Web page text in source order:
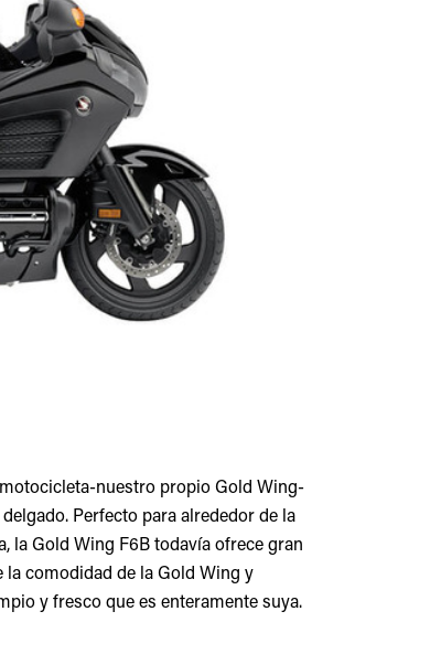
nuestro propio Gold Wing-
Perfecto para alrededor de la
la Gold Wing F6B todavía ofrece gran
comodidad de la Gold Wing y
y fresco que es enteramente suya.